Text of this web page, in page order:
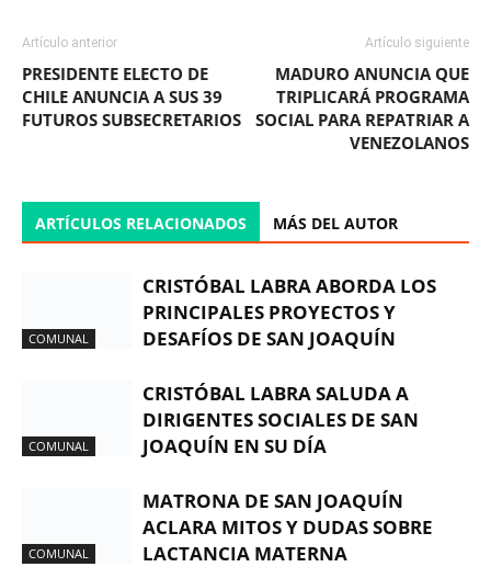
Artículo anterior
PRESIDENTE ELECTO DE
CHILE ANUNCIA A SUS 39
FUTUROS SUBSECRETARIOS
Artículo siguiente
MADURO ANUNCIA QUE
TRIPLICARÁ PROGRAMA
SOCIAL PARA REPATRIAR A
VENEZOLANOS
ARTÍCULOS RELACIONADOS MÁS DEL AUTOR
COMUNAL
CRISTÓBAL LABRA ABORDA LOS
PRINCIPALES PROYECTOS Y
DESAFÍOS DE SAN JOAQUÍN
COMUNAL
CRISTÓBAL LABRA SALUDA A
DIRIGENTES SOCIALES DE SAN
JOAQUÍN EN SU DÍA
COMUNAL
MATRONA DE SAN JOAQUÍN
ACLARA MITOS Y DUDAS SOBRE
LACTANCIA MATERNA